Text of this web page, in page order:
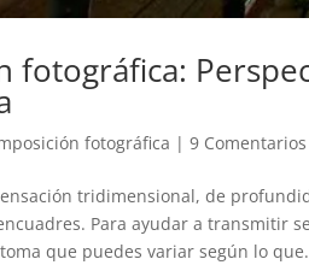
fotográfica:
fotográfica |9 Comentarios
tridimensional, de
Para ayudar a transmitir
que puedes variar según lo